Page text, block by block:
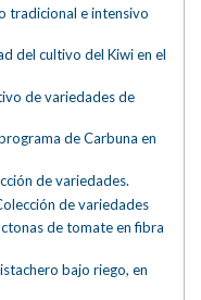
tradicional e intensivo
del cultivo del Kiwi en el
de variedades de
de Carbuna en
de variedades.
de variedades
de tomate en fibra
bajo riego, en